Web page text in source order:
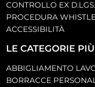
CONTROLLO EX D.LGS.
PROCEDURA
ACCESSIBILITÀ
LE CATEGORIE
ABBIGLIAMENTO
BORRACCE